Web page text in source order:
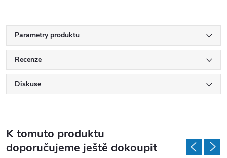
Parametry produktu
Recenze
Diskuse
K tomuto produktu
doporučujeme ještě dokoupit